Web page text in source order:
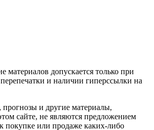
материалов допускается только при
и наличии гиперссылки на
и другие материалы,
сайте, не являются предложением
покупке или продаже каких-либо